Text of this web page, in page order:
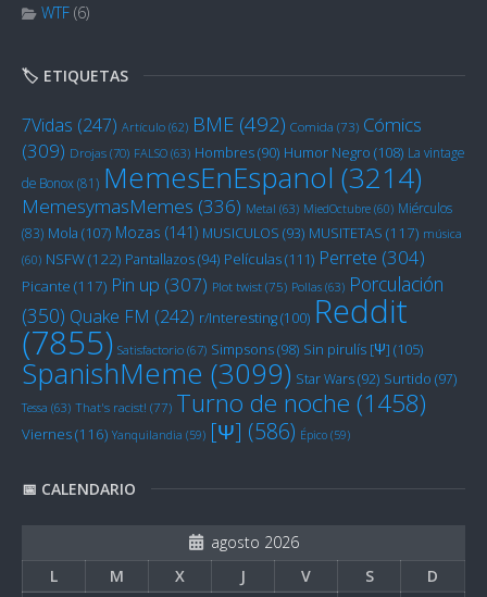
WTF (6)
🏷️ ETIQUETAS
7Vidas (247) Artículo (62) BME (492) Comida (73) Cómics
(309) Drojas (70) FALSO (63) Hombres(90) Humor Negro (108) La vintage
de Bonox(81) MemesEnEspanol (3214)
MemesymasMemes (336) Metal (63) MiedOctubre (60) Miérculos
(83) Mola (107) Mozas (141) MUSICULOS (93) MUSITETAS (117) música
(60) NSFW(122) Pantallazos(94) Películas(111) Perrete (304)
Picante (117) Pin up (307) Plot twist (75) Pollas (63) Porculación
(350) Quake FM (242) r/Interesting(100) Reddit
(7855) Satisfactorio (67) Simpsons(98) Sin pirulís [Ψ] (105)
SpanishMeme (3099) Star Wars(92) Surtido (97)
Tessa (63) That's racist! (77) Turno de noche (1458)
Viernes(116) Yanquilandia (59) [Ψ] (586) Épico (59)
📅 CALENDARIO
agosto 2026
L
M X J V S
D